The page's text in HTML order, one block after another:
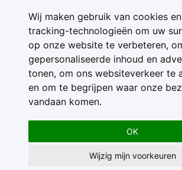
Wij maken gebruik van cookies
tracking-technologieën om uw
op onze website te verbeteren,
gepersonaliseerde inhoud en
tonen, om ons websiteverkeer te
en om te begrijpen waar onze
vandaan komen.
OK
Wijzig mijn voorkeuren
Contact
Feedback
Nieuwsbrief
Adverteren
Gebruikersvoorwaarden
Privacy Statement